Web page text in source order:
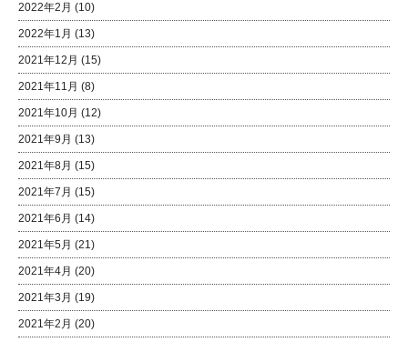
2022年2月 (10)
2022年1月 (13)
2021年12月 (15)
2021年11月 (8)
2021年10月 (12)
2021年9月 (13)
2021年8月 (15)
2021年7月 (15)
2021年6月 (14)
2021年5月 (21)
2021年4月 (20)
2021年3月 (19)
2021年2月 (20)